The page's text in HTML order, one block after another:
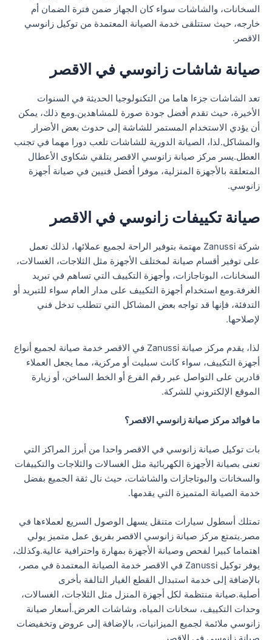
السخانات، والشاشات سواء كان الجهاز ضمن فترة الضمان أم
خارجه، حيث ستتلقى خدمة الصيانة المعتمدة من توكيل زانوسي
الاقصر.
صيانة شاشات زانوسي في الاقصر
تعد الشاشات جزءا هاما من التكنولوجيا الحديثة في السنوات
الأخيرة، حيث تقدم أفضل جودة صورة للمشاهدين.ومع ذلك، يمكن
أن يؤدي الاستخدام المستمر للشاشة إلى حدوث بعض الأضرار
والمشاكل.لذا، الصيانة الدورية للشاشات تلعب دورا مهما في تجنب
العطل.يسر مركز صيانة زانوسي الاقصر بتلقي شكاوى الأعطال
المتعلقة بالأجهزة المنزلية، موفرا أفضل فنيين في صيانة أجهزة
زانوسي.
صيانة تكييفات زانوسي في الاقصر
شركة Zanussi مهتمة بتوفير الراحة لجميع عملائها، لذلك تعمل
على توفير أقسام صيانة لمختلف الأجهزة مثل الثلاجات، الغسالات،
السخانات، البوتاجازات، وأجهزة التكييف التي تساهم في تبريد
الغرفة.ومع استخدام أجهزة التكييف على مدار العام سواء للتبريد أو
التدفئة، فإنها قد تواجه بعض المشاكل التي تتطلب تدخل فني
لإصلاحها.
لذا، يقدم مركز صيانة Zanussi في الاقصر خدمة صيانة لجميع أنواع
أجهزة التكييف، سواء كانت سبليت أو مركزية، مما يجعل العملاء
قادرين على التواصل عبر رقم الفرع أو الخط الساخن، أو زيارة
الموقع الإلكتروني للشركة.
ما فوائد مركز صيانة زانوسي الاقصر؟
بات توكيل صيانة زانوسي في الاقصر واحدا من أبرز المراكز التي
تعنى بصيانة الأجهزة الكهربائية مثل الغسالات والثلاجات والتكييفات
والسخانات والبوتاجازات والشاشات، حيث نال ثقة الجميع بفضل
خدمة الصيانة المتميزة التي يقدمها.
تمتلك أسطول سيارات متنقل يسهل الوصول السريع لعملاءها في
مصر.يتمتع مركز صيانة زانوسي الاقصر بفريق عمل متميز يولي
اهتماما كبيرا لفحص وصيانة الأجهزة بمهارة واحترافية عالية.وكذلك،
يوفر توكيل Zanussi في الاقصر خدمة الصيانة المعتمدة في مصر،
بالإضافة إلى خدمة استبدال القطع الغيار التالفة بأخرى
أصلية.صيانة منتظمة لكل أجهزة المنزل مثل الثلاجات، الغسالات،
وحدات التكييف، سخانات المياه، وشاشات العرض.أسعار صيانة
زانوسي ملائمة لجميع الميزانيات، بالإضافة إلى عروض وتخفيضات